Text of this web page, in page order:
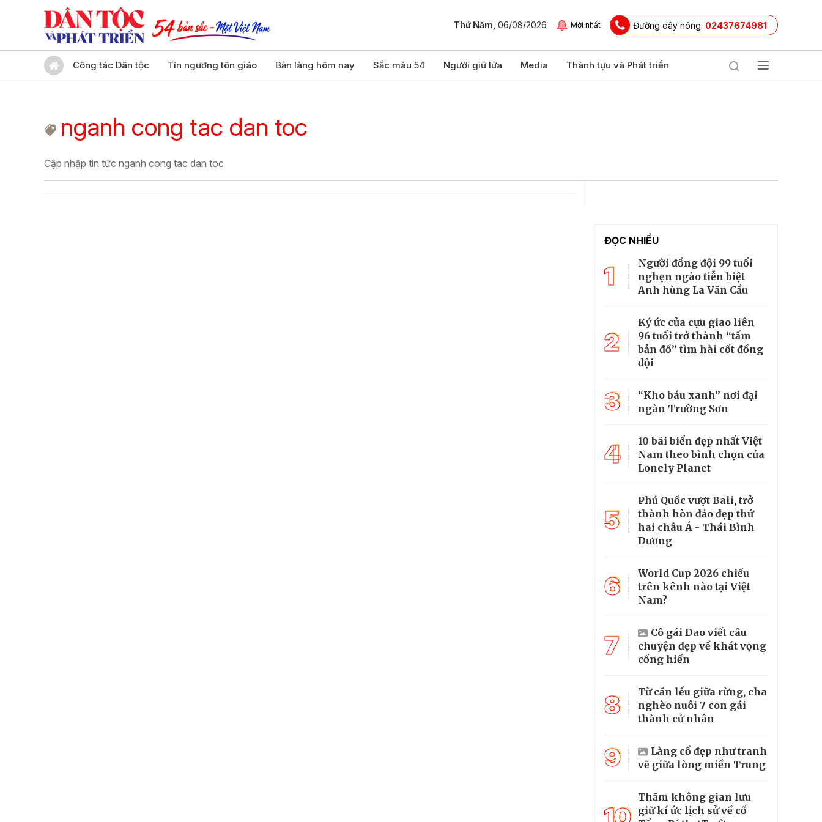
Thứ Năm, 06/08/2026 Mới nhất Đường dây nóng: 02437674981
Công tác Dân tộc Tín ngưỡng tôn giáo Bản làng hôm nay Sắc màu 54 Người giữ lửa Media Thành tựu và Phát triển
nganh cong tac dan toc
Cập nhập tin tức nganh cong tac dan toc
ĐỌC NHIỀU
1
Người đồng đội 99 tuổi
nghẹn ngào tiễn biệt
Anh hùng La Văn Cầu
2
Ký ức của cựu giao liên
96 tuổi trở thành “tấm
bản đồ” tìm hài cốt đồng
đội
3
“Kho báu xanh” nơi đại
ngàn Trường Sơn
4
10 bãi biển đẹp nhất Việt
Nam theo bình chọn của
Lonely Planet
5
Phú Quốc vượt Bali, trở
thành hòn đảo đẹp thứ
hai châu Á - Thái Bình
Dương
6
World Cup 2026 chiếu
trên kênh nào tại Việt
Nam?
7
Cô gái Dao viết câu
chuyện đẹp về khát vọng
cống hiến
8
Từ căn lều giữa rừng, cha
nghèo nuôi 7 con gái
thành cử nhân
9
Làng cổ đẹp như tranh
vẽ giữa lòng miền Trung
Thăm không gian lưu
giữ kí ức lịch sử về cố